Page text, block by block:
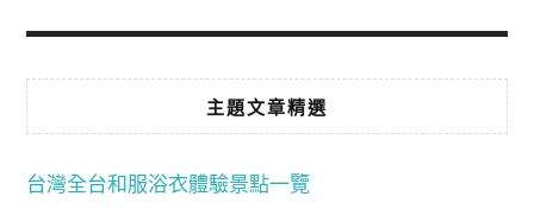
主題文章精選
台灣全台和服浴衣體驗景點一覽